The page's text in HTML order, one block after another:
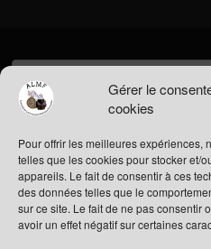
Gérer le
cookies
Pour offrir les meilleures expériences,
telles que les cookies pour stocker et/
appareils. Le fait de consentir à ces
des données telles que le
sur ce site. Le fait de ne pas consentir
avoir un effet négatif sur certaines
Rechercher :
ESPACE ADHÉRENT
Connexion
ARTICLES RÉCENTS
Adhésion à l’association